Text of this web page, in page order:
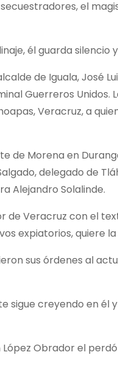
el
él guarda silencio
de Iguala, José
Guerreros Unidos.
Veracruz, a
de Morena en
delegado de
Alejandro Solalinde.
Veracruz con el
expiatorios, quiere la
sus órdenes al
sigue creyendo en él
Obrador el